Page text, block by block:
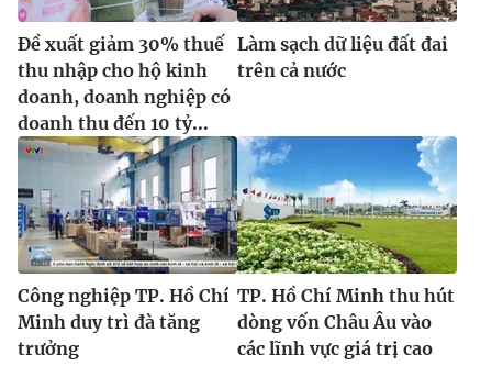
Đề xuất giảm 30% thuế
thu nhập cho hộ kinh
doanh, doanh nghiệp có
doanh thu đến 10 tỷ...
Làm sạch dữ liệu đất đai
trên cả nước
Công nghiệp TP. Hồ Chí
Minh duy trì đà tăng
trưởng
TP. Hồ Chí Minh thu hút
dòng vốn Châu Âu vào
các lĩnh vực giá trị cao